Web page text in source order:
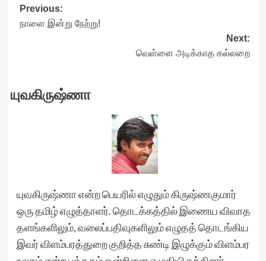
Post
navigation
Previous:
நாளை இன்று நேற்று!
Next:
வெள்ளை அடிக்காத கல்லறை
யுவகிருஷ்ணா
யுவகிருஷ்ணா என்ற பெயரில் எழுதும் கிருஷ்ணகுமார்
ஒரு தமிழ் எழுத்தாளர். தொடக்கத்தில் இணைய விவாத
தளங்களிலும், வலைப்பதிவுகளிலும் எழுதத் தொடங்கிய
இவர் விளம்பரத்துறை குறித்த சுண்டி இழுக்கும் விளம்பர